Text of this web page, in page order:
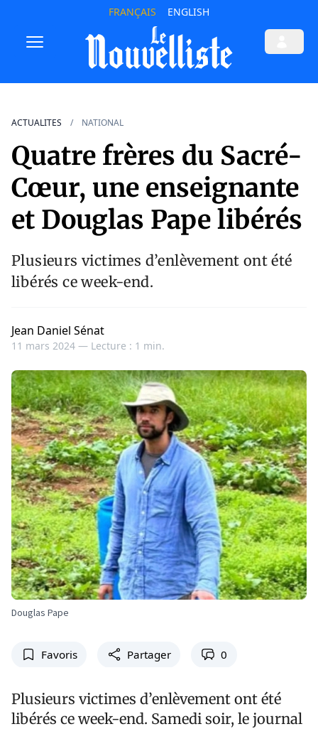
FRANÇAIS ENGLISH
ACTUALITES NATIONAL
Quatre frères du Sacré-
Cœur, une enseignante
et Douglas Pape libérés
Plusieurs victimes d’enlèvement ont été
libérés ce week-end.
Jean Daniel Sénat
11 mars 2024 — Lecture : 1 min.
Douglas Pape
Favoris Partager 0
Plusieurs victimes d’enlèvement ont été
libérés ce week-end. Samedi soir, le journal